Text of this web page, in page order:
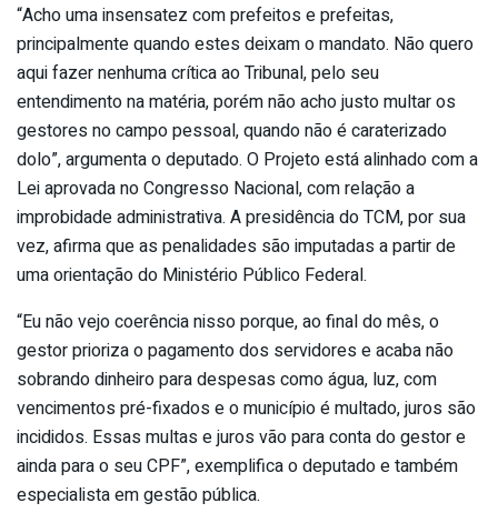
“Acho uma insensatez com prefeitos e prefeitas,
principalmente quando estes deixam o mandato. Não quero
aqui fazer nenhuma crítica ao Tribunal, pelo seu
entendimento na matéria, porém não acho justo multar os
gestores no campo pessoal, quando não é caraterizado
dolo”, argumenta o deputado. O Projeto está alinhado com a
Lei aprovada no Congresso Nacional, com relação a
improbidade administrativa. A presidência do TCM, por sua
vez, afirma que as penalidades são imputadas a partir de
uma orientação do Ministério Público Federal.
“Eu não vejo coerência nisso porque, ao final do mês, o
gestor prioriza o pagamento dos servidores e acaba não
sobrando dinheiro para despesas como água, luz, com
vencimentos pré-fixados e o município é multado, juros são
incididos. Essas multas e juros vão para conta do gestor e
ainda para o seu CPF”, exemplifica o deputado e também
especialista em gestão pública.